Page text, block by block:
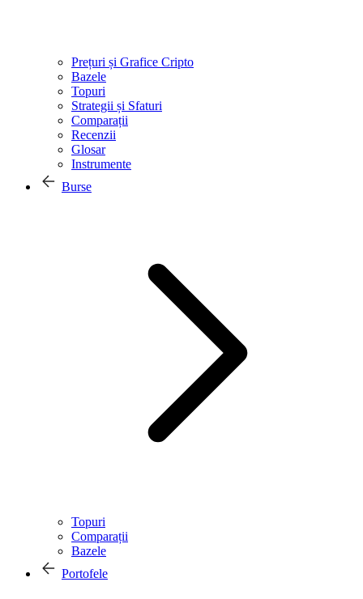
Prețuri și Grafice Cripto
Bazele
Topuri
Strategii și Sfaturi
Comparații
Recenzii
Glosar
Instrumente
Burse
Topuri
Comparații
Bazele
Portofele